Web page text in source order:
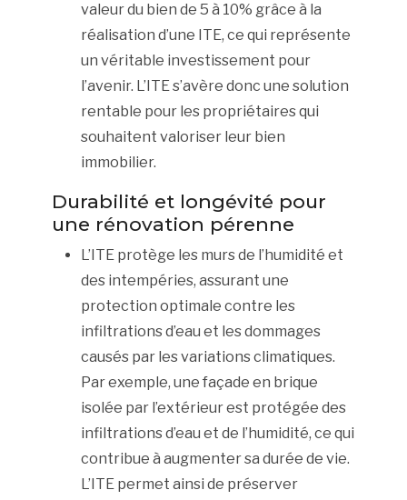
valeur du bien de 5 à 10% grâce à la
réalisation d’une ITE, ce qui représente
un véritable investissement pour
l’avenir. L’ITE s’avère donc une solution
rentable pour les propriétaires qui
souhaitent valoriser leur bien
immobilier.
Durabilité et longévité pour
une rénovation pérenne
L’ITE protège les murs de l’humidité et
des intempéries, assurant une
protection optimale contre les
infiltrations d’eau et les dommages
causés par les variations climatiques.
Par exemple, une façade en brique
isolée par l’extérieur est protégée des
infiltrations d’eau et de l’humidité, ce qui
contribue à augmenter sa durée de vie.
L’ITE permet ainsi de préserver